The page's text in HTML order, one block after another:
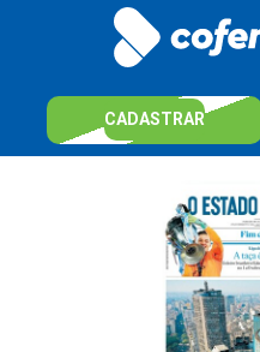
CADASTRAR